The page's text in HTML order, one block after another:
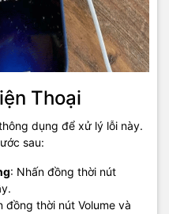
Thoại
dụng để xử lý lỗi này.
sau:
: Nhấn đồng thời nút
đồng thời nút Volume và